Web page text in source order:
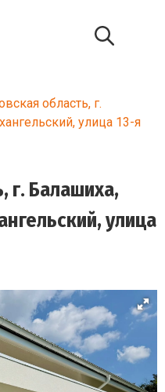
область, г.
улица 13-я
г. Балашиха,
улица